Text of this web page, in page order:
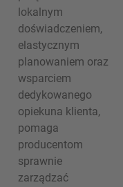
lokalnym
doświadczeniem,
elastycznym
planowaniem oraz
wsparciem
dedykowanego
opiekuna klienta,
pomaga
producentom
sprawnie
zarządzać